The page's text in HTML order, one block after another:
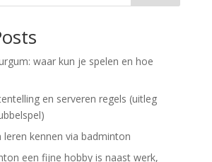
waar kun je spelen en hoe
en serveren regels (uitleg
leren kennen via badminton
een fijne hobby is naast werk,